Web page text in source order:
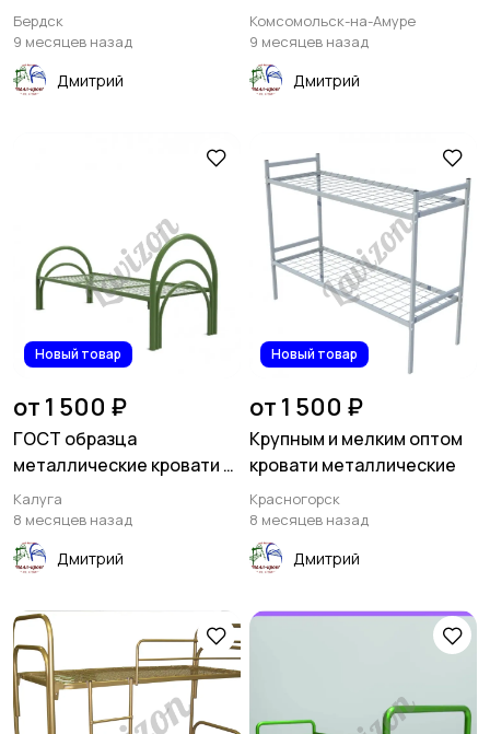
дешево
Бердск
9 месяцев назад
Дмитрий
ценам
Комсомольск-на-Амуре
9 месяцев назад
Дмитрий
Новый товар
от 1 500 ₽
ГОСТ образца
металлические кровати в
санатории
Калуга
8 месяцев назад
Дмитрий
Новый товар
от 1 500 ₽
Крупным и мелким оптом
кровати металлические
Красногорск
8 месяцев назад
Дмитрий